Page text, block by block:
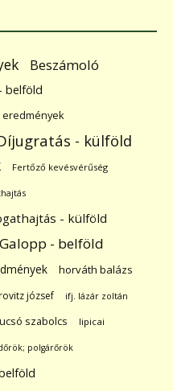
Beszámoló
belföld
eredmények
- külföld
Fertőző kevésvérűség
- külföld
Galopp - belföld
horváth balázs
józsef ifj. lázár zoltán
szabolcs lipicai
polgárőrök